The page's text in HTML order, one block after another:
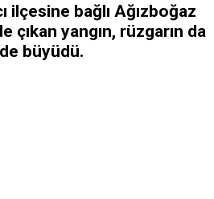
ilçesine bağlı Ağızboğaz
çıkan yangın, rüzgarın da
büyüdü.